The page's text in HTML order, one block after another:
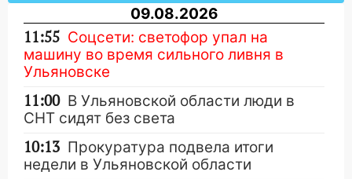
09.08.2026
11:55 Соцсети: светофор упал на
машину во время сильного ливня в
Ульяновске
11:00 В Ульяновской области люди в
СНТ сидят без света
10:13 Прокуратура подвела итоги
недели в Ульяновской области